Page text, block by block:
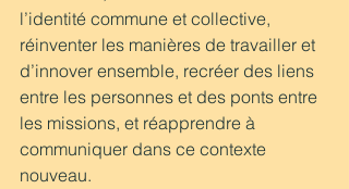
l’identité commune et collective,
réinventer les manières de travailler et
d’innover ensemble, recréer des liens
entre les personnes et des ponts entre
les missions, et réapprendre à
communiquer dans ce contexte
nouveau.